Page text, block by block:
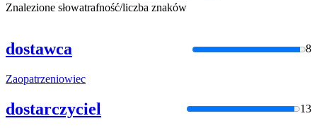
Znalezione słowatrafność/liczba znaków
dostawca 8
Zaopatrzeniowiec
dostarczyciel 13